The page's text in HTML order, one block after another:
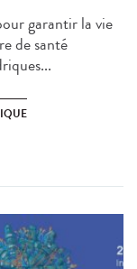
garantir la vie
de santé